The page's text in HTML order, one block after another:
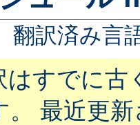
翻訳済み言
はすでに古
。 最近更